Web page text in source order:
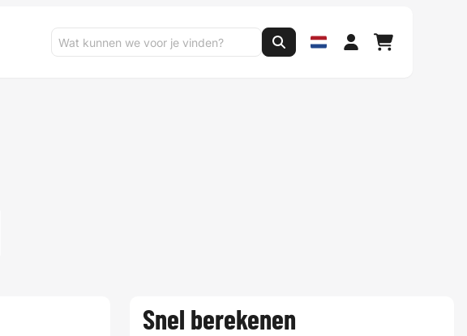
Snel berekenen